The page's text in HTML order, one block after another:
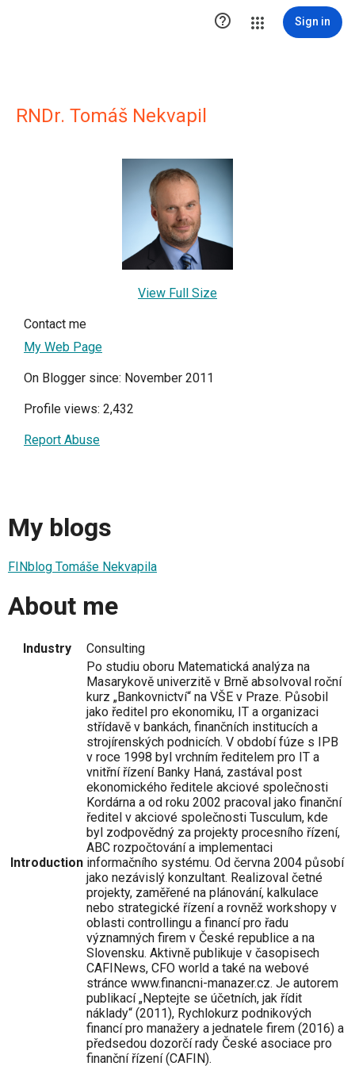
 Sign in
RNDr. Tomáš Nekvapil
View Full Size
Contact me
My Web Page
On Blogger since: November 2011
Profile views: 2,432
Report Abuse
My blogs
FINblog Tomáše Nekvapila
About me
Industry Consulting
Introduction
Po studiu oboru Matematická analýza na
Masarykově univerzitě v Brně absolvoval roční
kurz „Bankovnictví“ na VŠE v Praze. Působil
jako ředitel pro ekonomiku, IT a organizaci
střídavě v bankách, finančních institucích a
strojírenských podnicích. V období fúze s IPB
v roce 1998 byl vrchním ředitelem pro IT a
vnitřní řízení Banky Haná, zastával post
ekonomického ředitele akciové společnosti
Kordárna a od roku 2002 pracoval jako finanční
ředitel v akciové společnosti Tusculum, kde
byl zodpovědný za projekty procesního řízení,
ABC rozpočtování a implementaci
informačního systému. Od června 2004 působí
jako nezávislý konzultant. Realizoval četné
projekty, zaměřené na plánování, kalkulace
nebo strategické řízení a rovněž workshopy v
oblasti controllingu a financí pro řadu
významných firem v České republice a na
Slovensku. Aktivně publikuje v časopisech
CAFINews, CFO world a také na webové
stránce www.financni-manazer.cz. Je autorem
publikací „Neptejte se účetních, jak řídit
náklady“ (2011), Rychlokurz podnikových
financí pro manažery a jednatele firem (2016) a
předsedou dozorčí rady České asociace pro
finanční řízení (CAFIN).